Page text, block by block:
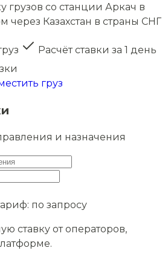
грузов со станции Аркач в
через Казахстан в страны СНГ
Расчёт ставки за 1 день
груз
и назначения
по запросу
ставку от операторов,